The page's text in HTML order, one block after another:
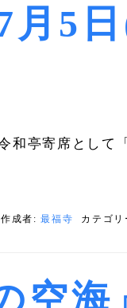
月5
和亭寄席として
作成者:最福寺 カテゴリ
空